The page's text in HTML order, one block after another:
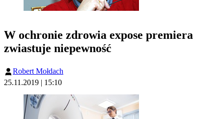
W ochronie zdrowia expose premiera
zwiastuje niepewność
Robert Mołdach
25.11.2019 | 15:10